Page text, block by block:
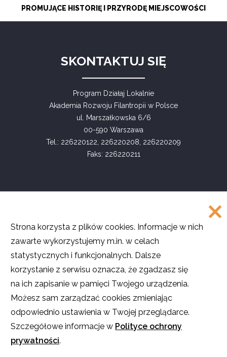
PROMUJĄCE HISTORIĘ I PRZYRODĘ MIEJSCOWOŚCI
SKONTAKTUJ SIĘ
Program Działaj Lokalnie
Akademia Rozwoju Filantropii w Polsce
ul. Marszałkowska 6/6
00-590 Warszawa
Tel.: 226220122, 226220208, 226220209
Faks: 226220211
COPYRIGHT
Akademia Rozwoju Filantropii w Polsce
2016
Projekt i realizacja
O ile nie stwierdzono inaczej, teksty na stronie są dostępne na licencji
Creative Commons Uznanie autorstwa – Użycie niekomercyjne – Na tych
samych warunkach.
Licencja nie obejmuje zdjęć, filmów i materiałów graficznych. Pewne
Strona korzysta z plików cookies. Informacje w nich
zawarte wykorzystujemy m.in. w celach
statystycznych i funkcjonalnych. Dalsze
korzystanie z serwisu oznacza, że zgadzasz się
na ich zapisanie w pamięci Twojego urządzenia.
Możesz sam zarządzać cookies zmieniając
odpowiednio ustawienia w Twojej przeglądarce.
Szczegółowe informacje w Polityce ochrony
prywatności.